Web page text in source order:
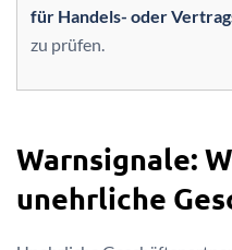
für Handels- oder
zu prüfen.
Warnsignale:
unehrliche